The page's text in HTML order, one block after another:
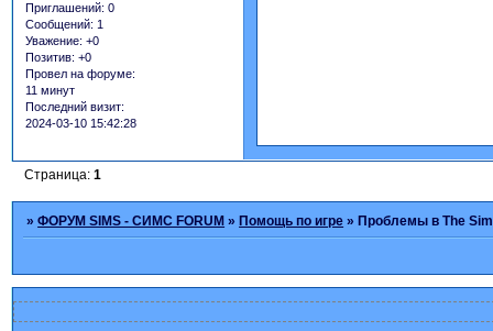
Приглашений: 0
Сообщений: 1
Уважение: +0
Позитив: +0
Провел на форуме:
11 минут
Последний визит:
2024-03-10 15:42:28
Страница:1
»ФОРУМ SIMS - СИМС FORUM »Помощь по игре »Проблемы в The